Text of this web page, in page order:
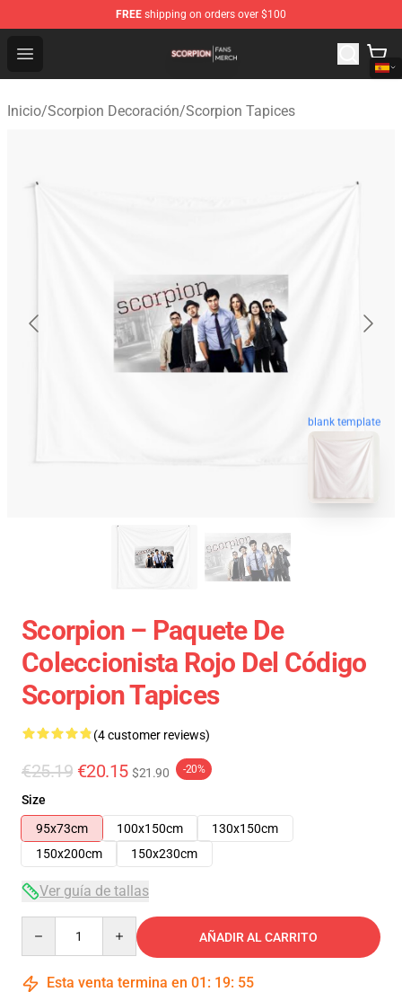
FREE shipping on orders over $100
Open menu
Scorpion Shop - Official Scorpion Merchandise Store
Inicio/Scorpion Decoración/Scorpion Tapices
blank template
Scorpion – Paquete De
Coleccionista Rojo Del Código
Scorpion Tapices
(4 customer reviews)
€25.19 €20.15 $21.90 -20%
Size
95x73cm
100x150cm
130x150cm
150x200cm
150x230cm
Ver guía de tallas
AÑADIR AL CARRITO
Esta venta termina en 01 : 19: 54